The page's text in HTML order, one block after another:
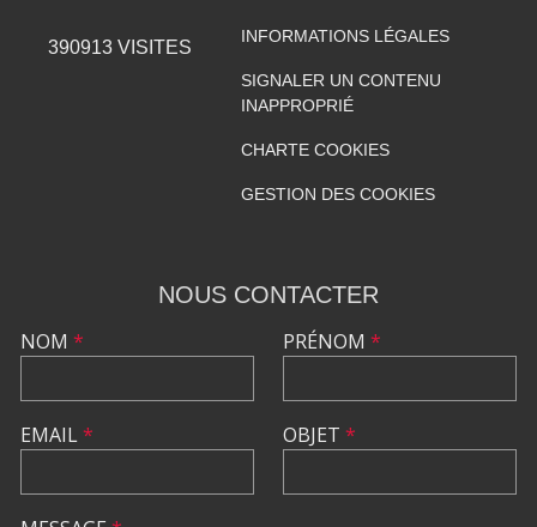
390913 VISITES
INFORMATIONS LÉGALES
SIGNALER UN CONTENU
INAPPROPRIÉ
CHARTE COOKIES
GESTION DES COOKIES
NOUS CONTACTER
NOM *
EMAIL*
PRÉNOM *
OBJET *